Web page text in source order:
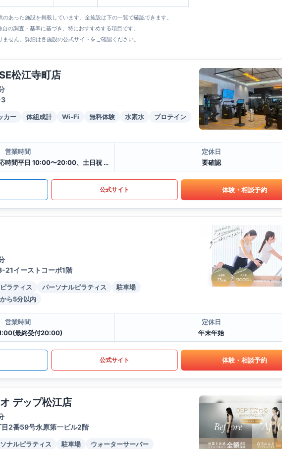
あった施設を掲載しています。全施設は下の一覧で確認できます。
の調査・基準に基づき、特におすすめする項目です。
せん。詳細は各施設の公式サイトをご確認ください。
松江寺町店
3
カー 体組成計 Wi-Fi 無料体験 水素水
プロテイン
営業時間
24:00間営業(スタッフ対応時間平日 10:00〜20:00、土日祝 10:00〜17:00)
定休日
要確認
公式サイト 体験・相談予約
21イーストコーポ1階
ラティス パーソナルピラティス
駐車場
ら5分以内
営業時間
最終受付20:00)
定休日
年末年始
公式サイト 体験・相談予約
デップ松江店
2番59号永原第一ビル2階
ナルピラティス 駐車場
ウォーターサーバー